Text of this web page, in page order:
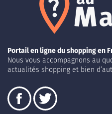
Portail en ligne du shopping en
Nous vous accompagnons au
actualités shopping et bien